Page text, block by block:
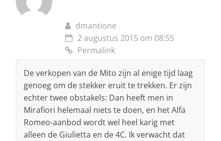
dmantione
2 augustus 2015 om 08:55
Permalink
De verkopen van de Mito zijn al enige tijd laag
genoeg om de stekker eruit te trekken. Er zijn
echter twee obstakels: Dan heeft men in
Mirafiori helemaal niets te doen, en het Alfa
Romeo-aanbod wordt wel heel karig met
alleen de Giulietta en de 4C. Ik verwacht dat